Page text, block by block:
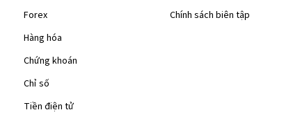
Forex
Hàng hóa
Chứng khoán
Chỉ số
Tiền điện tử
Chính sách biên tập